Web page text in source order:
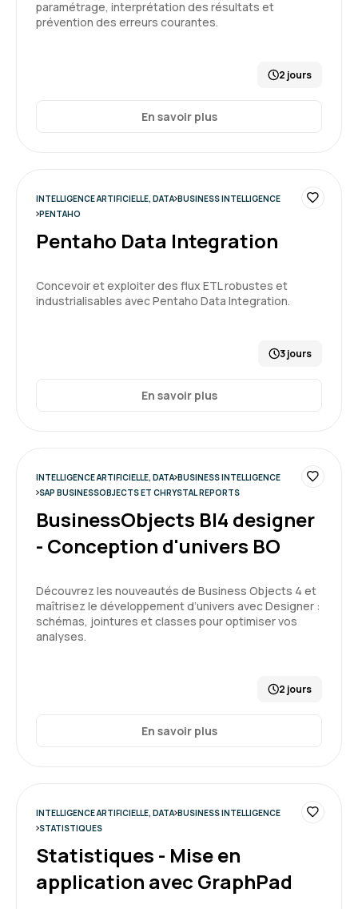
paramétrage, interprétation des résultats et
prévention des erreurs courantes.
2 jours
En savoir plus
INTELLIGENCE ARTIFICIELLE, DATA BUSINESS INTELLIGENCE
PENTAHO
Pentaho Data Integration
Concevoir et exploiter des flux ETL robustes et
industrialisables avec Pentaho Data Integration.
3 jours
En savoir plus
INTELLIGENCE ARTIFICIELLE, DATA BUSINESS INTELLIGENCE
SAP BUSINESSOBJECTS ET CHRYSTAL REPORTS
BusinessObjects BI4 designer
- Conception d'univers BO
Découvrez les nouveautés de Business Objects 4 et
maîtrisez le développement d’univers avec Designer :
schémas, jointures et classes pour optimiser vos
analyses.
2 jours
En savoir plus
INTELLIGENCE ARTIFICIELLE, DATA BUSINESS INTELLIGENCE
STATISTIQUES
Statistiques - Mise en
application avec GraphPad